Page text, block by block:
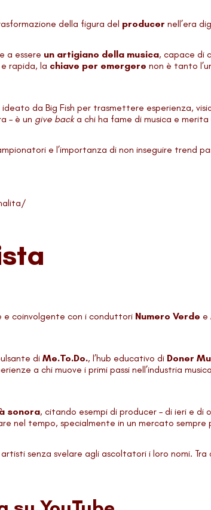
della figura del producer nell’era
a essere un artigiano della musica, capace di
rapida, la chiave per emergere non è tanto
da Big Fish per trasmettere esperienza,
– è un give backa chi ha fame di musica e merita
e l’importanza di non inseguire trend
e coinvolgente con i conduttori Numero Verde e
di Me.To.Do., l’hub educativo di Doner
a chi muove i primi passi nell’industria
sonora, citando esempi di producer – di ieri e di
nel tempo, specialmente in un mercato sempre
senza svelare agli ascoltatori i loro nomi.